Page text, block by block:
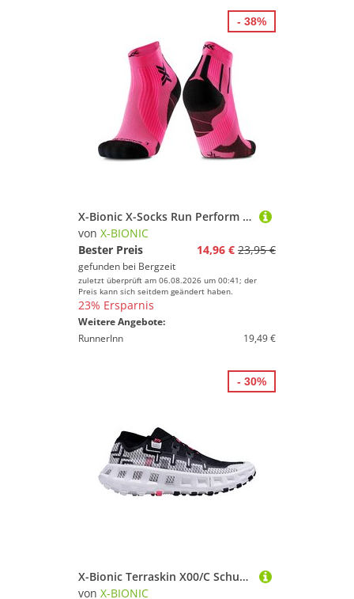
X-Bionic X-Socks Run Perform Ankle Socken
von X-BIONIC
Bester Preis
14,96 € 23,95 €
gefunden bei Bergzeit
zuletzt überprüft am 06.08.2026 um 00:41; der
Preis kann sich seitdem geändert haben.
23% Ersparnis
Weitere Angebote:
RunnerInn
19,49 €
- 38%
X-Bionic Terraskin X00/C Schuhe
von X-BIONIC
- 30%